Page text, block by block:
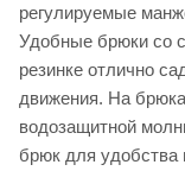
регулируемые
Удобные брюки со
резинке отлично
движения. На
водозащитной
брюк для удобства